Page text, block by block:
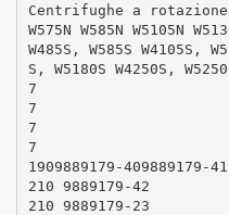
Centrifughe a
W575N W585N W5105N
W485S, W585S W4105S,
S, W5180S W4250S,
7
7
7
7
1909889179-409889179-41
210 9889179-42
210 9889179-23